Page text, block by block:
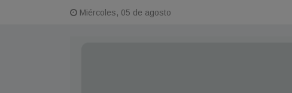
Miércoles, 05 de agosto